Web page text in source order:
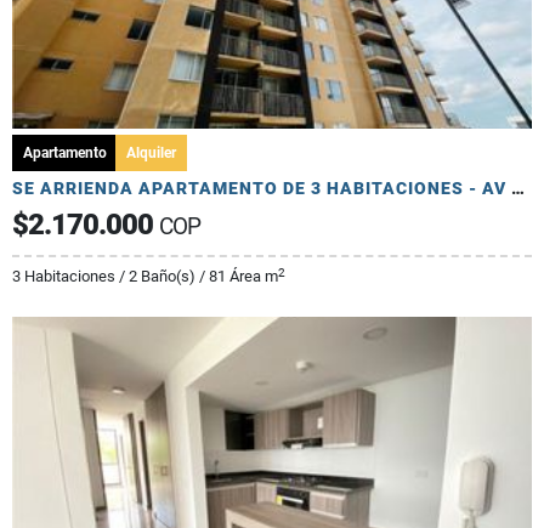
Apartamento Alquiler
SE ARRIENDA APARTAMENTO DE 3 HABITACIONES - AV 19 NORTE
$2.170.000 COP
3 Habitaciones / 2 Baño(s) / 81 Área m2